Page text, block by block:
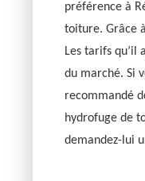
préférence à
toiture. Grâce
Les tarifs qu’il
du marché. Si
recommandé
hydrofuge de
demandez-lui